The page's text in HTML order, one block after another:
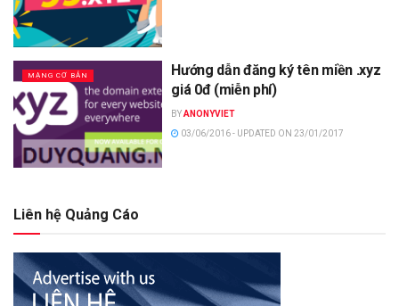
MẠNG CƠ BẢN
Hướng dẫn đăng ký tên miền .xyz
giá 0đ (miễn phí)
BYANONYVIET
03/06/2016 - UPDATED ON 23/01/2017
Liên hệ Quảng Cáo